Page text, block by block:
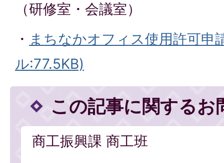
（研修室・会議室）
・ まちなかオフィス使用許可申
ル:77.5KB)
この記事に関するお
商工振興課 商工班